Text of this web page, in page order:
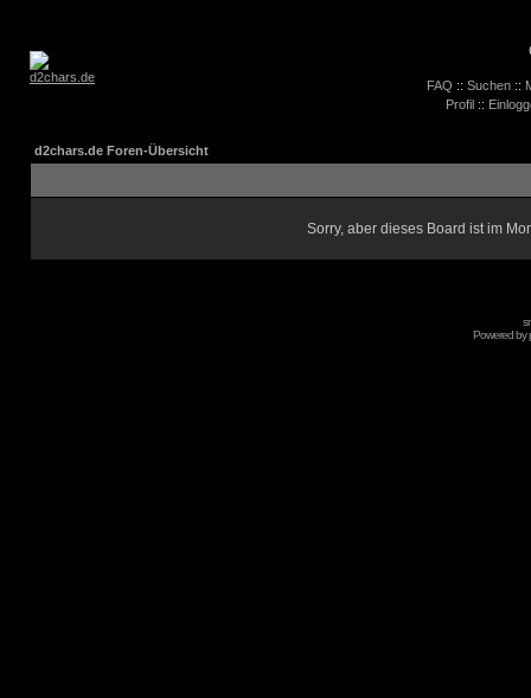
FAQ :: Suchen ::
Profil::
d2chars.de Foren-Übersicht
Sorry, aber dieses Board ist im
Powered by